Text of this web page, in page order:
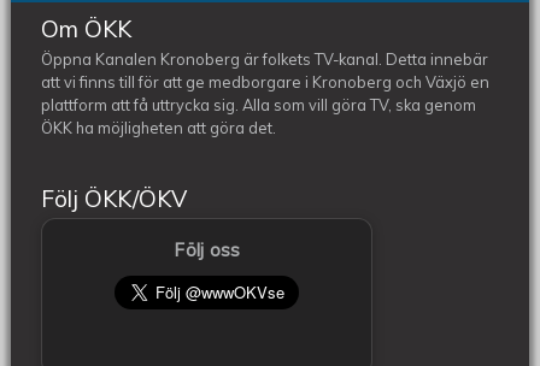
Om ÖKK
Öppna Kanalen Kronoberg är folkets TV-kanal. Detta innebär
att vi finns till för att ge medborgare i Kronoberg och Växjö en
plattform att få uttrycka sig. Alla som vill göra TV, ska genom
ÖKK ha möjligheten att göra det.
Följ ÖKK/ÖKV
Följ oss